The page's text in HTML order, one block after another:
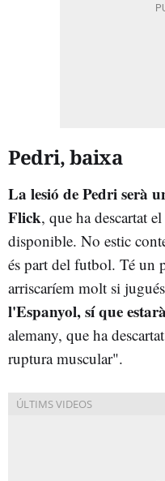
Pedri, baixa
La lesió de Pedri serà
Flick, que ha descartat
disponible. No estic
és part del futbol. Té un
arriscaríem molt si
l'Espanyol, sí que
alemany, que ha
ruptura muscular".